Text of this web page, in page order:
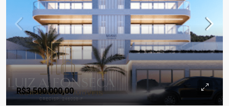
R$3.500.000,00